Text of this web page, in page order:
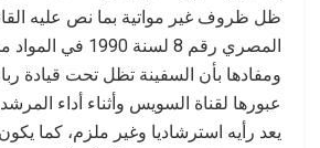
ظل ظروف غير مواتية بما نص عليه
ومفادها بأن السفينة تظل تحت قيادة
عبورها لقناة السويس وأثناء أداء
يعد رأيه استرشاديا وغير ملزم، كما